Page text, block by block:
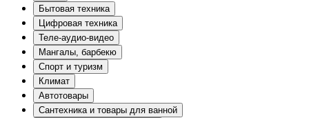
Бытовая техника
Цифровая техника
Теле-аудио-видео
Мангалы, барбекю
Спорт и туризм
Климат
Автотовары
Сантехника и товары для ванной